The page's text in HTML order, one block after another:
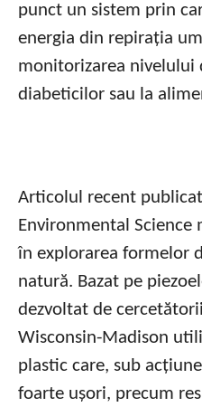
punct un sistem prin
energia din repirația
monitorizarea nivelului
diabeticilor sau la
Articolul recent
Environmental Science
în explorarea formelor
natură. Bazat pe
dezvoltat de
Wisconsin-Madison
plastic care, sub
foarte ușori, precum